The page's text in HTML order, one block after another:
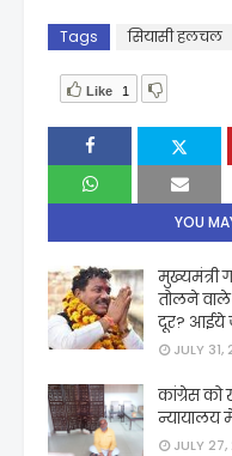
Tags सियासी हलचल
Like 1
YOU
मुख्यमंत्री
तोलने
दूर? आईये
JULY 31,
कांग्रेस को
न्यायालय
JULY